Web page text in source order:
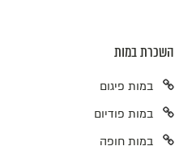
השכרת במות
במות פיגום
במות פודיום
במות חופה